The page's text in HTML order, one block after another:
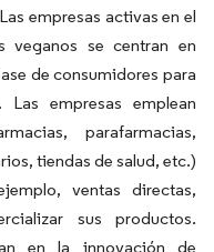
empresas activas en el
veganos se centran en
de consumidores para
empresas emplean
parafarmacias,
tiendas de salud, etc.)
ventas directas,
sus productos.
en la innovación de